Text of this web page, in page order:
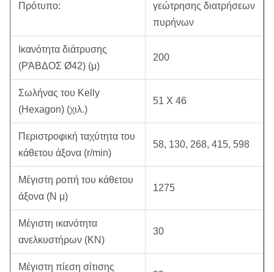
Πρότυπο:
γεώτρησης διατρήσεων
πυρήνων
Ικανότητα διάτρυσης
(ΡΆΒΔΟΣ Ø42) (μ)
200
Σωλήνας του Kelly
(Hexagon) (χιλ.)
51 X 46
Περιστροφική ταχύτητα του
κάθετου άξονα (r/min)
58, 130, 268, 415, 598
Μέγιστη ροπή του κάθετου
άξονα (Ν μ)
1275
Μέγιστη ικανότητα
ανελκυστήρων (KN)
30
Μέγιστη πίεση σίτισης